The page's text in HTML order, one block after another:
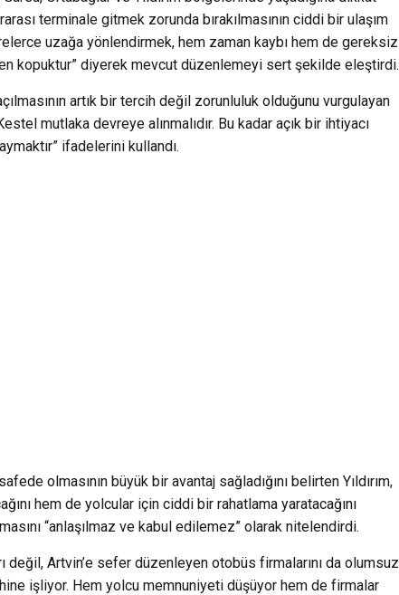
terminale gitmek zorunda bırakılmasının ciddi bir ulaşım
uzağa yönlendirmek, hem zaman kaybı hem de gereksiz
kopuktur” diyerek mevcut düzenlemeyi sert şekilde eleştirdi.
artık bir tercih değil zorunluluk olduğunu vurgulayan
mutlaka devreye alınmalıdır. Bu kadar açık bir ihtiyacı
ifadelerini kullandı.
olmasının büyük bir avantaj sağladığını belirten Yıldırım,
hem de yolcular için ciddi bir rahatlama yaratacağını
“anlaşılmaz ve kabul edilemez” olarak nitelendirdi.
değil, Artvin’e sefer düzenleyen otobüs firmalarını da olumsuz
işliyor. Hem yolcu memnuniyeti düşüyor hem de firmalar